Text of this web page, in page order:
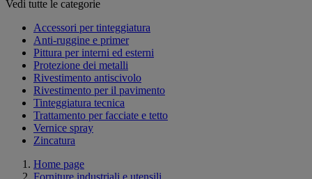
Vedi tutte le categorie
Accessori per tinteggiatura
Anti-ruggine e primer
Pittura per interni ed esterni
Protezione dei metalli
Rivestimento antiscivolo
Rivestimento per il pavimento
Tinteggiatura tecnica
Trattamento per facciate e tetto
Vernice spray
Zincatura
Home page
Forniture industriali e utensili